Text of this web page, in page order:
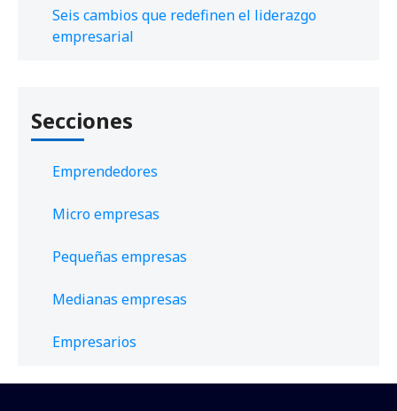
Seis cambios que redefinen el liderazgo
empresarial
Secciones
Emprendedores
Micro empresas
Pequeñas empresas
Medianas empresas
Empresarios